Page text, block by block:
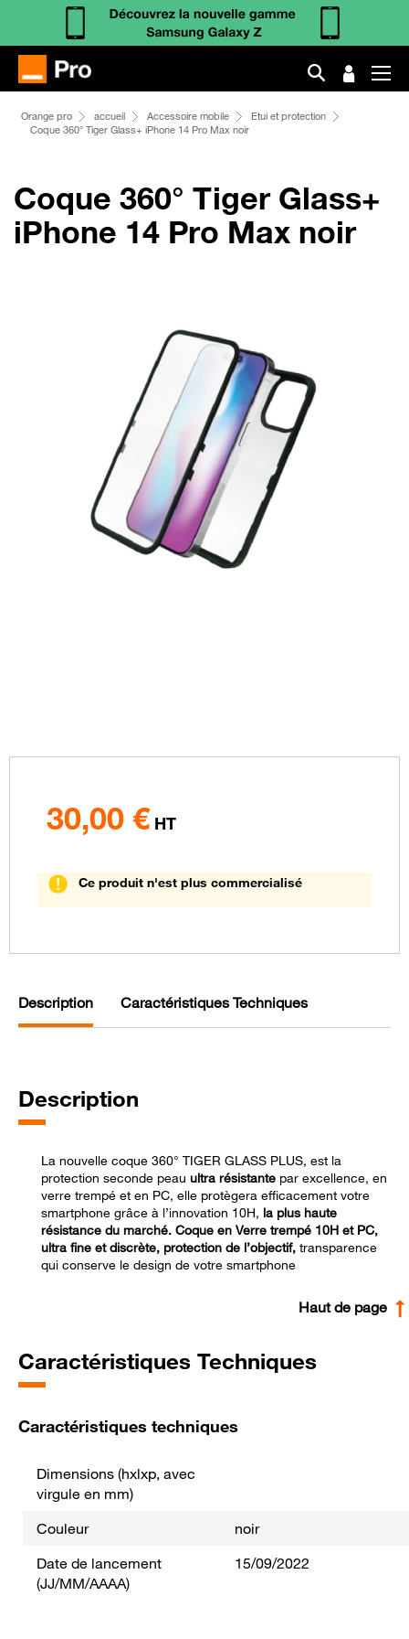
Orange pro accueil Accessoire mobile
Etui et protection
Coque 360° Tiger Glass+ iPhone 14 Pro Max noir
Coque 360° Tiger Glass+
iPhone 14 Pro Max noir
30,00 € HT
Ce produit n'est plus commercialisé
Description Caractéristiques Techniques
Description
La nouvelle coque 360° TIGER GLASS PLUS, est la
protection seconde peau ultra résistante par excellence, en
verre trempé et en PC, elle protègera efficacement votre
smartphone grâce à l’innovation 10H, la plus haute
résistance du marché. Coque en Verre trempé 10H et PC,
ultra fine et discrète, protection de l’objectif, transparence
qui conserve le design de votre smartphone
Haut de page
Caractéristiques Techniques
Caractéristiques techniques
Dimensions (hxlxp, avec
virgule en mm)
Couleur
noir
Date de lancement
(JJ/MM/AAAA)
15/09/2022